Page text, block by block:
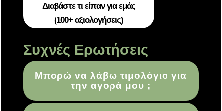
Διαβάστε τι είπαν για εμάς
(100+ αξιολογήσεις)
Συχνές Ερωτήσεις
Μπορώ να λάβω τιμολόγιο για
την αγορά μου ;